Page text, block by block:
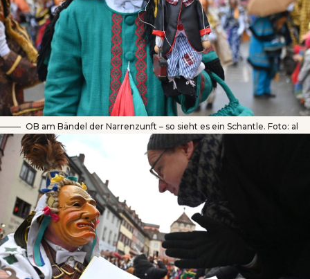
OB am Bändel der Narrenzunft – so sieht es ein Schantle. Foto: al